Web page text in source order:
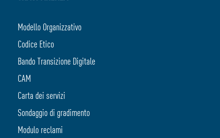
Modello Organizzativo
Codice Etico
Bando Transizione Digitale
CAM
Carta dei servizi
Sondaggio di gradimento
Modulo reclami